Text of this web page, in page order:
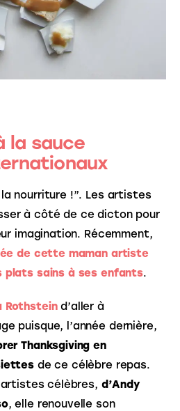
la sauce
nourriture !”. Les artistes
à côté de ce dicton pour
imagination. Récemment,
de cette maman artiste
plats sains à ses enfants.
Rothstein d’aller à
puisque, l’année dernière,
Thanksgiving en
de ce célèbre repas.
célèbres, d’Andy
, elle renouvelle son